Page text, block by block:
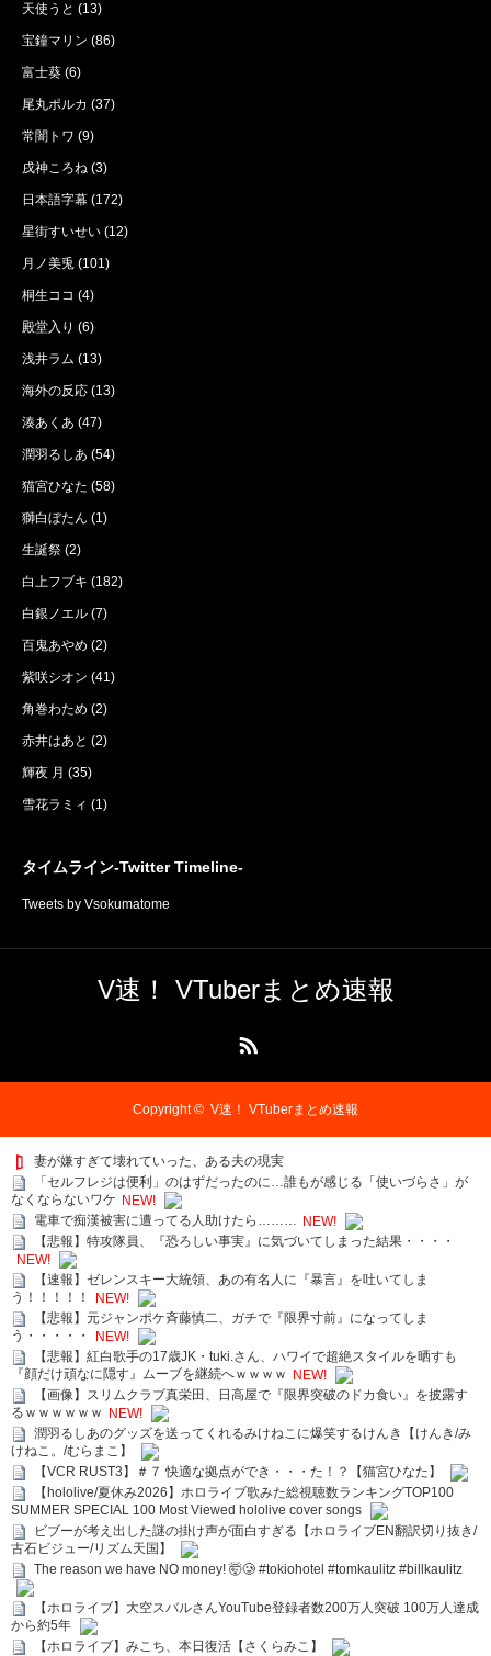
天使うと (13)
宝鐘マリン (86)
富士葵 (6)
尾丸ポルカ (37)
常闇トワ (9)
戌神ころね (3)
日本語字幕 (172)
星街すいせい (12)
月ノ美兎 (101)
桐生ココ (4)
殿堂入り (6)
浅井ラム (13)
海外の反応 (13)
湊あくあ (47)
潤羽るしあ (54)
猫宮ひなた (58)
獅白ぼたん (1)
生誕祭 (2)
白上フブキ (182)
白銀ノエル (7)
百鬼あやめ (2)
紫咲シオン (41)
角巻わため (2)
赤井はあと (2)
輝夜 月 (35)
雪花ラミィ (1)
タイムライン-Twitter Timeline-
Tweets by Vsokumatome
V速！ VTuberまとめ速報
Copyright © V速！ VTuberまとめ速報
妻が嫌すぎて壊れていった、ある夫の現実
「セルフレジは便利」のはずだったのに…誰もが感じる「使いづらさ」が
なくならないワケ NEW!
電車で痴漢被害に遭ってる人助けたら……… NEW!
【悲報】特攻隊員、『恐ろしい事実』に気づいてしまった結果・・・・
NEW!
【速報】ゼレンスキー大統領、あの有名人に『暴言』を吐いてしま
う！！！！！
NEW!
【悲報】元ジャンポケ斉藤慎二、ガチで『限界寸前』になってしま
う・・・・・
NEW!
【悲報】紅白歌手の17歳JK・tuki.さん、ハワイで超絶スタイルを晒すも
『顔だけ頑なに隠す』ムーブを継続へｗｗｗｗ NEW!
【画像】スリムクラブ真栄田、日高屋で『限界突破のドカ食い』を披露す
るｗｗｗｗｗｗ NEW!
潤羽るしあのグッズを送ってくれるみけねこに爆笑するけんき【けんき/み
けねこ。/むらまこ】
【VCR RUST3】＃７ 快適な拠点ができ・・・た！？【猫宮ひなた】
【hololive/夏休み2026】ホロライブ歌みた総視聴数ランキングTOP100
SUMMER SPECIAL 100 Most Viewed hololive cover songs
ビブーが考え出した謎の掛け声が面白すぎる【ホロライブEN翻訳切り抜き/
古石ビジュー/リズム天国】
The reason we have NO money! 🤯🥲 #tokiohotel #tomkaulitz #billkaulitz
【ホロライブ】大空スバルさんYouTube登録者数200万人突破 100万人達成
から約5年
【ホロライブ】みこち、本日復活【さくらみこ】